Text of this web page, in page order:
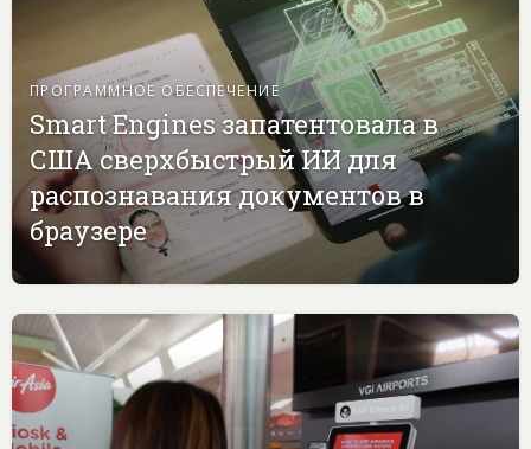
ПРОГРАММНОЕ ОБЕСПЕЧЕНИЕ
Smart Engines запатентовала в
США сверхбыстрый ИИ для
распознавания документов в
браузере